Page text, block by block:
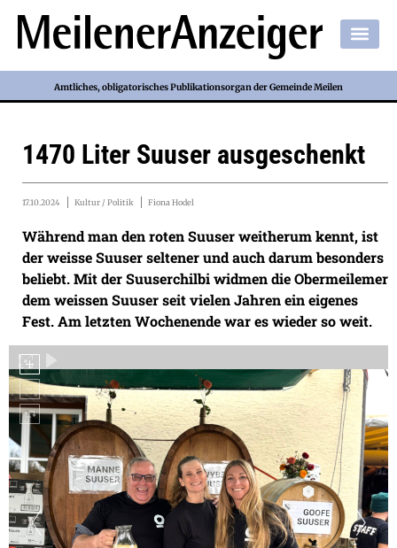
Amtliches, obligatorisches Publikationsorgan der Gemeinde Meilen
1470 Liter Suuser ausgeschenkt
17.10.2024 Kultur / Politik Fiona Hodel
Während man den roten Suuser weitherum kennt, ist
der weisse Suuser seltener und auch darum besonders
beliebt. Mit der Suuserchilbi widmen die Obermeilemer
dem weissen Suuser seit vielen Jahren ein eigenes
Fest. Am letzten Wochenende war es wieder so weit.